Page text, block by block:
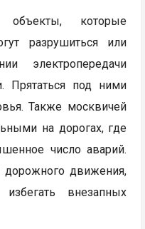
объекты, которые
разрушиться или
электропередачи
Прятаться под ними
Также москвичей
на дорогах, где
число аварий.
движения,
внезапных